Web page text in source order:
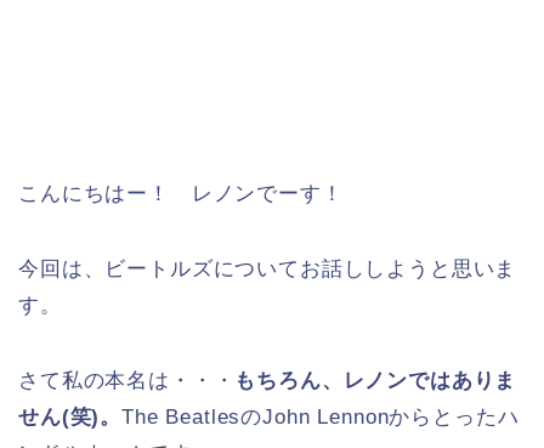
こんにちはー！ レノンでーす！
今回は、ビートルズについてお話ししようと思いま
す。
さて私の本名は・・・ もちろん、レノンではありま
せん(笑)。The BeatlesのJohn Lennonからとったハ